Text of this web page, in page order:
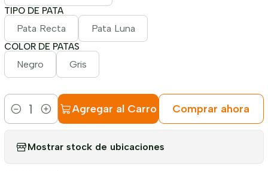
TIPO DE PATA
Pata Recta
Pata Luna
COLOR DE PATAS
Negro
Gris
Cantidad
Agregar al Carro Comprar ahora
Mostrar stock de ubicaciones